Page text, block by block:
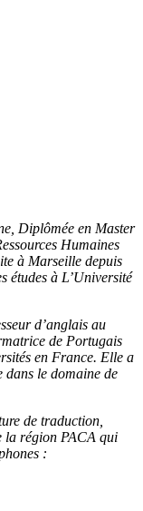
Diplômée en Master
Humaines
à Marseille depuis
études à L’Université
d’anglais au
de Portugais
en France. Elle a
le domaine de
de traduction,
la région PACA qui
: